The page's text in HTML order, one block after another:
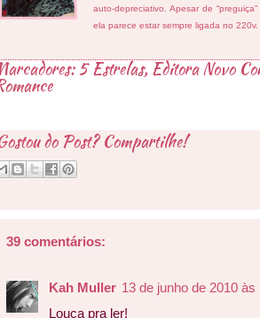
auto-depreciativo. Apesar de
ela parece estar sempre ligada no 220v.
5 Estrelas,Editora Novo
do Post? Compartilhe!
39 comentários:
Kah Muller 13 de junho de 2010 às
Louca pra ler!